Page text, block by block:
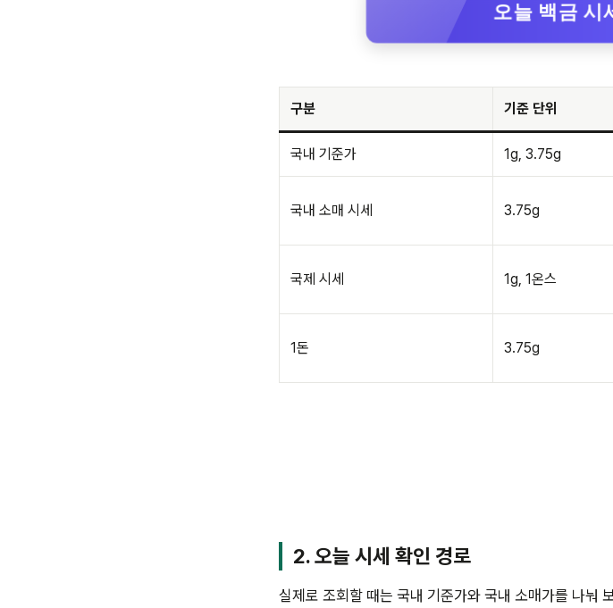
오늘 백금 시
구분 기준 단위
국내 기준가 1g, 3.75g
국내 소매 시세 3.75g
국제 시세 1g, 1온스
1돈 3.75g
2. 오늘 시세 확인 경로
실제로 조회할 때는 국내 기준가와 국내 소매가를 나눠